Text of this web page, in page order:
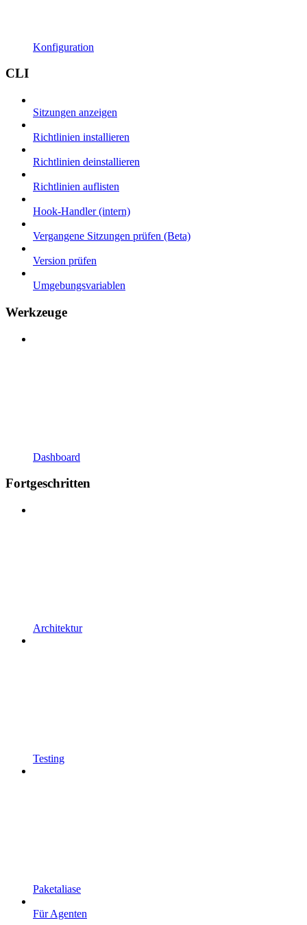
Konfiguration
CLI
Sitzungen anzeigen
Richtlinien installieren
Richtlinien deinstallieren
Richtlinien auflisten
Hook-Handler (intern)
Vergangene Sitzungen prüfen (Beta)
Version prüfen
Umgebungsvariablen
Werkzeuge
Dashboard
Fortgeschritten
Architektur
Testing
Paketaliase
Für Agenten